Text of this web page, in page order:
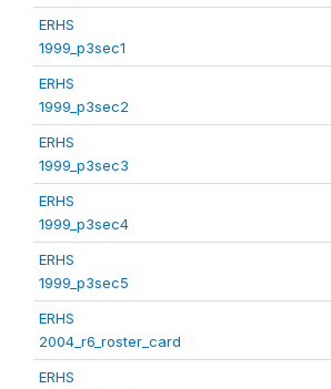
ERHS
1999_p3sec1
ERHS
1999_p3sec2
ERHS
1999_p3sec3
ERHS
1999_p3sec4
ERHS
1999_p3sec5
ERHS
2004_r6_roster_card
ERHS